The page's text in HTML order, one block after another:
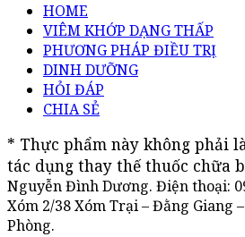
HOME
VIÊM KHỚP DẠNG THẤP
PHƯƠNG PHÁP ĐIỀU TRỊ
DINH DƯỠNG
HỎI ĐÁP
CHIA SẺ
* Thực phẩm này không phải
tác dụng thay thế thuốc chữa
Nguyễn Đình Dương. Điện thoại:
Xóm 2/38 Xóm Trại – Đằng Giang
Phòng.